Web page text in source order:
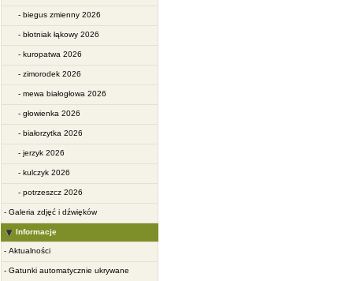
- biegus zmienny 2026
- błotniak łąkowy 2026
- kuropatwa 2026
- zimorodek 2026
- mewa białogłowa 2026
- głowienka 2026
- białorzytka 2026
- jerzyk 2026
- kulczyk 2026
- potrzeszcz 2026
- Galeria zdjęć i dźwięków
Informacje
- Aktualności
- Gatunki automatycznie ukrywane